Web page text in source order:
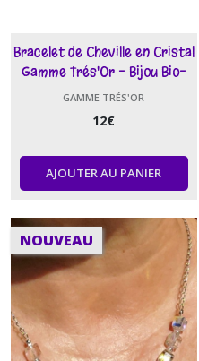
Bracelet de Cheville en Cristal
Gamme Trés'Or - Bijou Bio-
Quantique
GAMME TRÉS'OR
12€
AJOUTER AU PANIER
NOUVEAU